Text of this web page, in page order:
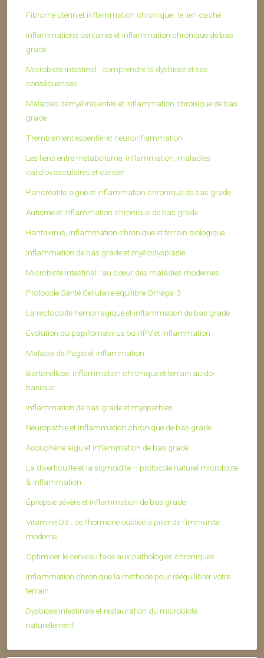
Fibrome utérin et inflammation chronique : le lien caché
Inflammations dentaires et inflammation chronique de bas
grade
Microbiote intestinal : comprendre la dysbiose et ses
conséquences
Maladies démyélinisantes et inflammation chronique de bas
grade
Tremblement essentiel et neuroinflammation
Les liens entre métabolisme, inflammation, maladies
cardiovasculaires et cancer
Pancréatite aiguë et inflammation chronique de bas grade
Autisme et inflammation chronique de bas grade
Hantavirus, inflammation chronique et terrain biologique
Inflammation de bas grade et myélodysplasie
Microbiote intestinal : au cœur des maladies modernes
Protocole Santé Cellulaire équilibre Oméga-3
La rectocolite hémorragique et inflammation de bas grade
Evolution du papillomavirus ou HPV et inflammation
Maladie de Paget et inflammation
Bartonellose, inflammation chronique et terrain acido-
basique
Inflammation de bas grade et myopathies
Neuropathie et inflammation chronique de bas grade
Acouphène aigu et inflammation de bas grade
La diverticulite et la sigmoïdite – protocole naturel microbiote
& inflammation
Épilepsie sévère et inflammation de bas grade
Vitamine D3 : de l’hormone oubliée à pilier de l’immunité
moderne
Optimiser le cerveau face aux pathologies chroniques
Inflammation chronique la méthode pour rééquilibrer votre
terrain
Dysbiose intestinale et restauration du microbiote
naturellement